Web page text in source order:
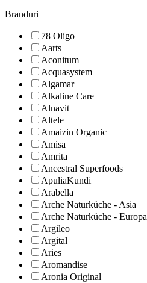
Branduri
78 Oligo
Aarts
Aconitum
Acquasystem
Algamar
Alkaline Care
Alnavit
Altele
Amaizin Organic
Amisa
Amrita
Ancestral Superfoods
ApuliaKundi
Arabella
Arche Naturküche - Asia
Arche Naturküche - Europa
Argileo
Argital
Aries
Aromandise
Aronia Original